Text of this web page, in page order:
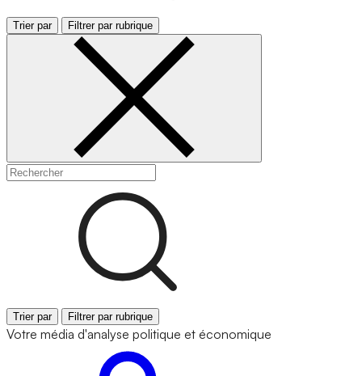
Trier par Filtrer par rubrique
Trier par Filtrer par rubrique
Votre média d'analyse politique et économique